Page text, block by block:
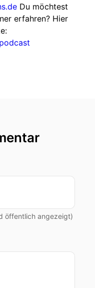
Du möchtest
erfahren? Hier
öffentlich angezeigt)